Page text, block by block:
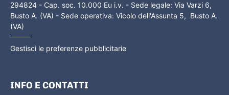
294824 - Cap. soc. 10.000 Eu i.v. - Sede legale: Via Varzi 6,
Busto A. (VA) - Sede operativa: Vicolo dell'Assunta 5, Busto A.
(VA)
Gestisci le preferenze pubblicitarie
INFO E CONTATTI